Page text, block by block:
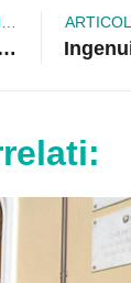
Corigliano Rossano. Disabilità, inclusioni ed emozioni oltre Covid